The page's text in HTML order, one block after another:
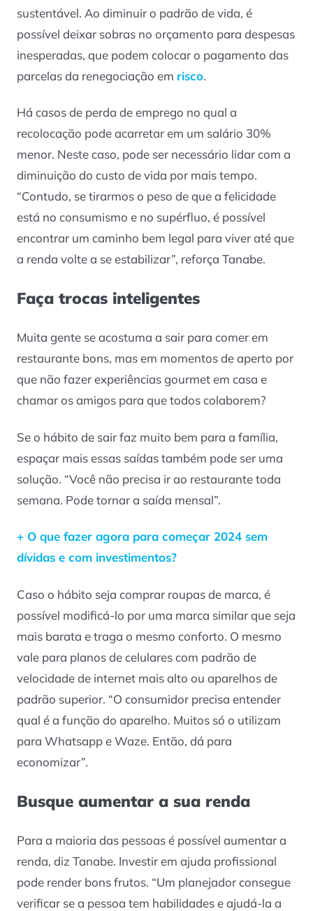
sustentável. Ao diminuir o padrão de vida, é
possível deixar sobras no orçamento para despesas
inesperadas, que podem colocar o pagamento das
parcelas da renegociação em risco.
Há casos de perda de emprego no qual a
recolocação pode acarretar em um salário 30%
menor. Neste caso, pode ser necessário lidar com a
diminuição do custo de vida por mais tempo.
“Contudo, se tirarmos o peso de que a felicidade
está no consumismo e no supérfluo, é possível
encontrar um caminho bem legal para viver até que
a renda volte a se estabilizar”, reforça Tanabe.
Faça trocas inteligentes
Muita gente se acostuma a sair para comer em
restaurante bons, mas em momentos de aperto por
que não fazer experiências gourmet em casa e
chamar os amigos para que todos colaborem?
Se o hábito de sair faz muito bem para a família,
espaçar mais essas saídas também pode ser uma
solução. “Você não precisa ir ao restaurante toda
semana. Pode tornar a saída mensal”.
+ O que fazer agora para começar 2024 sem
dívidas e com investimentos?
Caso o hábito seja comprar roupas de marca, é
possível modificá-lo por uma marca similar que seja
mais barata e traga o mesmo conforto. O mesmo
vale para planos de celulares com padrão de
velocidade de internet mais alto ou aparelhos de
padrão superior. “O consumidor precisa entender
qual é a função do aparelho. Muitos só o utilizam
para Whatsapp e Waze. Então, dá para
economizar”.
Busque aumentar a sua renda
Para a maioria das pessoas é possível aumentar a
renda, diz Tanabe. Investir em ajuda profissional
pode render bons frutos. “Um planejador consegue
verificar se a pessoa tem habilidades e ajudá-la a